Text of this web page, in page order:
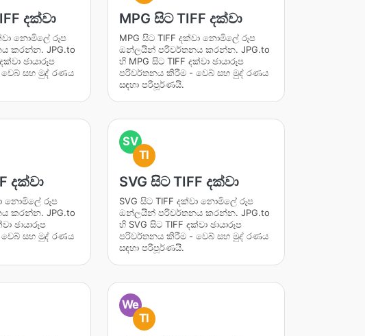
දක්වා
නොමිලේ රූප
කරන්න. JPG.to
ඡායාරූප
සහ මුද් රණය
MPG සිට TIFF දක්වා
MPG සිට TIFF දක්වා නොමිලේ රූප
ඔන්ලයින් පරිවර්තනය කරන්න. JPG.to
හි MPG සිට TIFF දක්වා ඡායාරූප
පරිවර්තනය කිරීම - වෙබ් සහ මුද් රණය
සඳහා පරිපූර්ණයි.
දක්වා
නොමිලේ රූප
කරන්න. JPG.to
ඡායාරූප
සහ මුද් රණය
SV
TI
SVG සිට TIFF දක්වා
SVG සිට TIFF දක්වා නොමිලේ රූප
ඔන්ලයින් පරිවර්තනය කරන්න. JPG.to
හි SVG සිට TIFF දක්වා ඡායාරූප
පරිවර්තනය කිරීම - වෙබ් සහ මුද් රණය
සඳහා පරිපූර්ණයි.
We
TI